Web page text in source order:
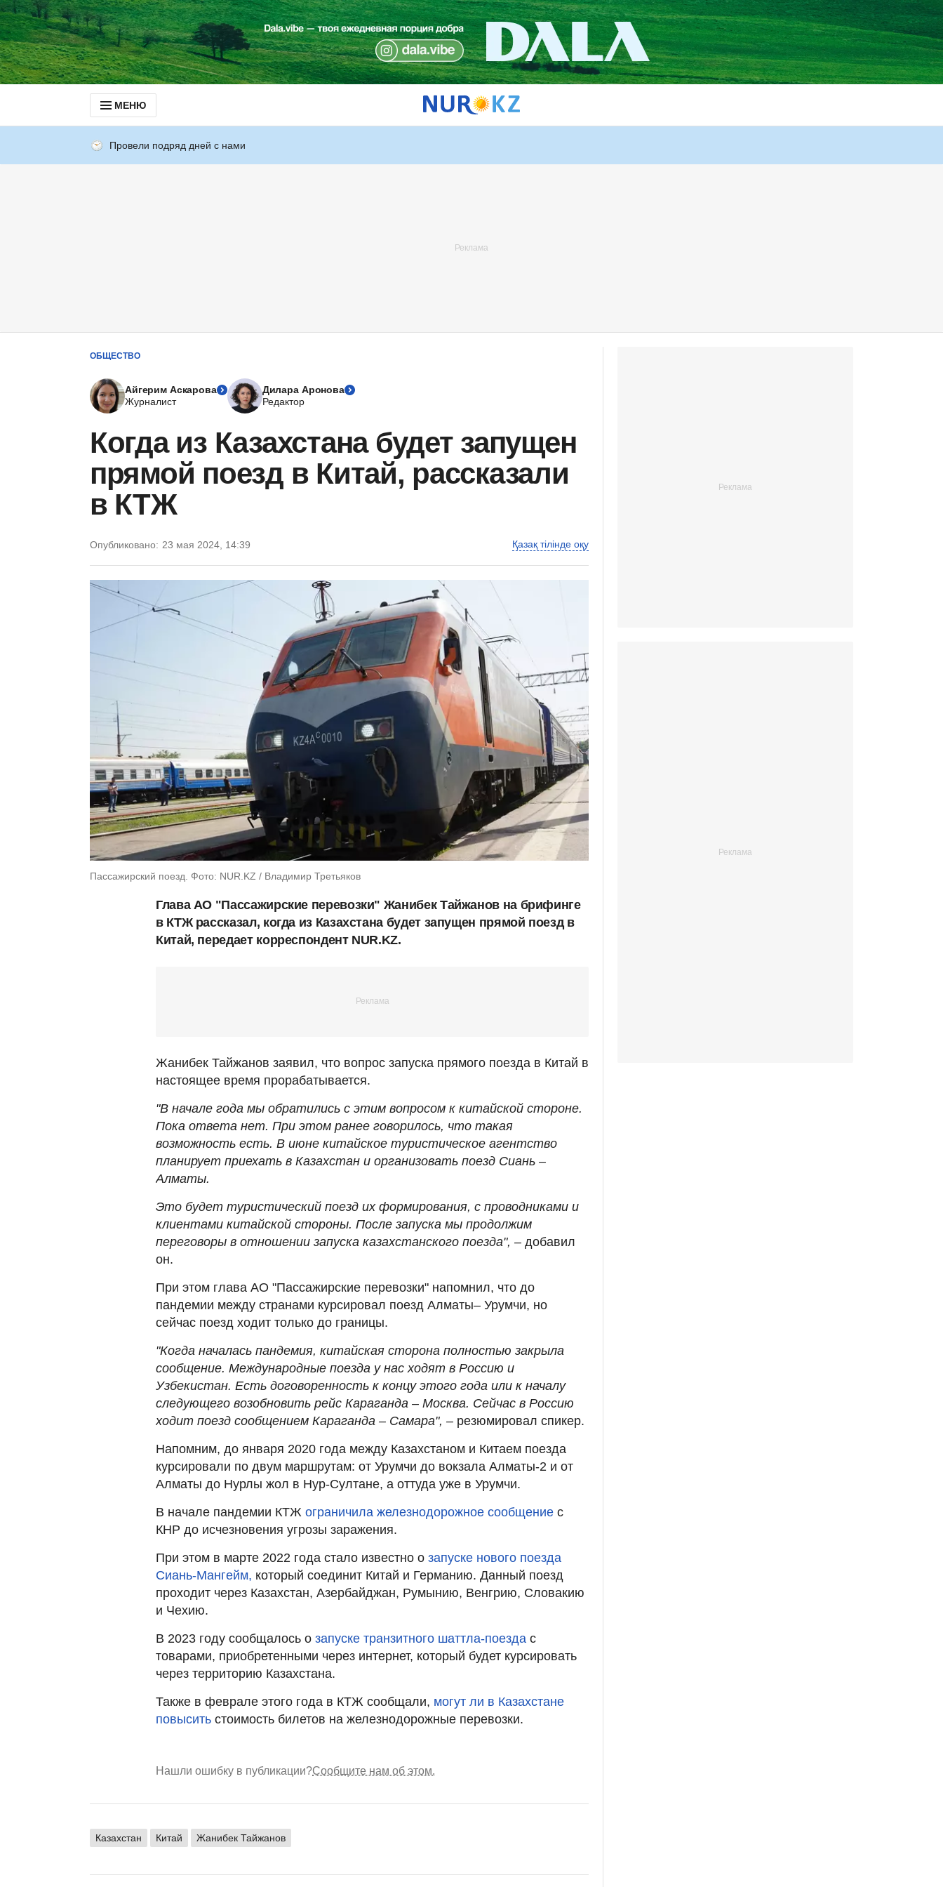
МЕНЮ
Провели подряд дней с нами
ОБЩЕСТВО
Айгерим Аскарова
Журналист
Дилара Аронова
Редактор
Когда из Казахстана будет запущен
прямой поезд в Китай, рассказали
в КТЖ
Опубликовано: 23 мая 2024, 14:39 Қазақ тілінде оқу
Пассажирский поезд. Фото: NUR.KZ / Владимир Третьяков
Глава АО "Пассажирские перевозки" Жанибек Тайжанов на брифинге
в КТЖ рассказал, когда из Казахстана будет запущен прямой поезд в
Китай, передает корреспондент NUR.KZ.
Жанибек Тайжанов заявил, что вопрос запуска прямого поезда в Китай в
настоящее время прорабатывается.
"В начале года мы обратились с этим вопросом к китайской стороне.
Пока ответа нет. При этом ранее говорилось, что такая
возможность есть. В июне китайское туристическое агентство
планирует приехать в Казахстан и организовать поезд Сиань –
Алматы.
Это будет туристический поезд их формирования, с проводниками и
клиентами китайской стороны. После запуска мы продолжим
переговоры в отношении запуска казахстанского поезда", – добавил
он.
При этом глава АО "Пассажирские перевозки" напомнил, что до
пандемии между странами курсировал поезд Алматы– Урумчи, но
сейчас поезд ходит только до границы.
"Когда началась пандемия, китайская сторона полностью закрыла
сообщение. Международные поезда у нас ходят в Россию и
Узбекистан. Есть договоренность к концу этого года или к началу
следующего возобновить рейс Караганда – Москва. Сейчас в Россию
ходит поезд сообщением Караганда – Самара", – резюмировал спикер.
Напомним, до января 2020 года между Казахстаном и Китаем поезда
курсировали по двум маршрутам: от Урумчи до вокзала Алматы-2 и от
Алматы до Нурлы жол в Нур-Султане, а оттуда уже в Урумчи.
В начале пандемии КТЖ ограничила железнодорожное сообщение с
КНР до исчезновения угрозы заражения.
При этом в марте 2022 года стало известно о запуске нового поезда
Сиань-Мангейм, который соединит Китай и Германию. Данный поезд
проходит через Казахстан, Азербайджан, Румынию, Венгрию, Словакию
и Чехию.
В 2023 году сообщалось о запуске транзитного шаттла-поезда с
товарами, приобретенными через интернет, который будет курсировать
через территорию Казахстана.
Также в феврале этого года в КТЖ сообщали, могут ли в Казахстане
повысить стоимость билетов на железнодорожные перевозки.
Нашли ошибку в публикации?Сообщите нам об этом.
Казахстан Китай Жанибек Тайжанов